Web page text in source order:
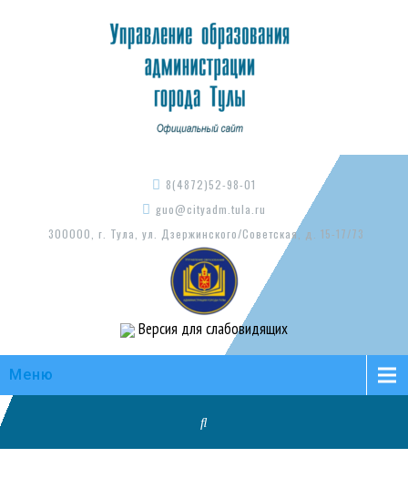
8(4872)52-98-01
guo@cityadm.tula.ru
300000, г. Тула, ул. Дзержинского/Советская, д. 15-17/73
Версия для слабовидящих
Меню